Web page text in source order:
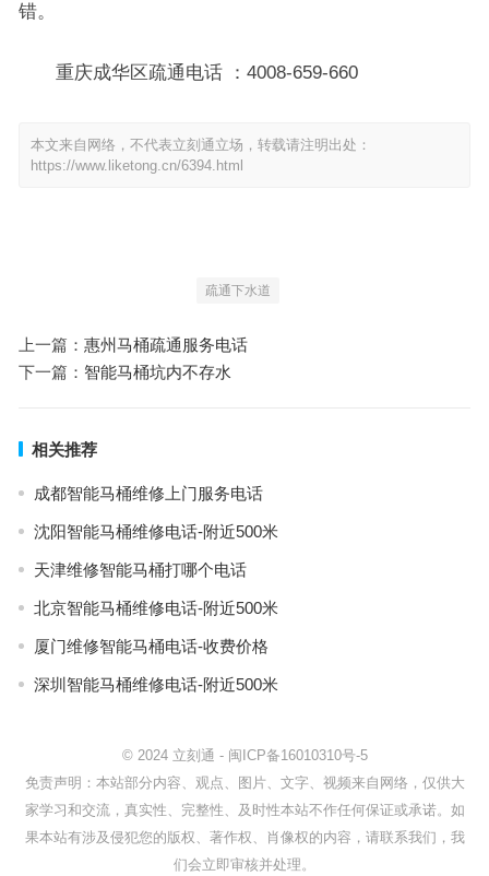
错。
重庆成华区疏通电话 ：4008-659-660
本文来自网络，不代表立刻通立场，转载请注明出处：
https://www.liketong.cn/6394.html
疏通下水道
上一篇： 惠州马桶疏通服务电话
下一篇： 智能马桶坑内不存水
相关推荐
成都智能马桶维修上门服务电话
沈阳智能马桶维修电话-附近500米
天津维修智能马桶打哪个电话
北京智能马桶维修电话-附近500米
厦门维修智能马桶电话-收费价格
深圳智能马桶维修电话-附近500米
© 2024 立刻通 - 闽ICP备16010310号-5
免责声明：本站部分内容、观点、图片、文字、视频来自网络，仅供大
家学习和交流，真实性、完整性、及时性本站不作任何保证或承诺。如
果本站有涉及侵犯您的版权、著作权、肖像权的内容，请联系我们，我
们会立即审核并处理。